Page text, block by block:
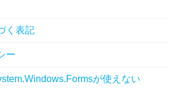
く表記
ー
が使えない